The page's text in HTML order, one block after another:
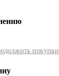
покупки